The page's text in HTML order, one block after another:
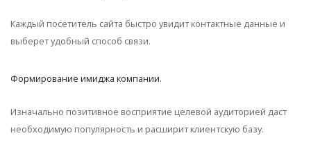
Каждый посетитель сайта быстро увидит контактные данные и
выберет удобный способ связи.
Формирование имиджа компании.
Изначально позитивное восприятие целевой аудиторией даст
необходимую популярность и расширит клиентскую базу.